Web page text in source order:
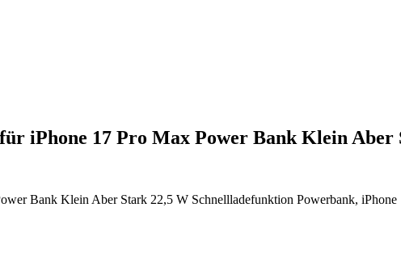
iPhone 17 Pro Max Power Bank Klein
Bank Klein Aber Stark 22,5 W Schnellladefunktion Powerbank, iPhone